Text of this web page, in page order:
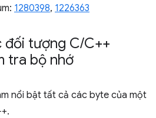
1280398, 1226363
đối tượng C/C++
tra bộ nhớ
nổi bật tất cả các byte của một